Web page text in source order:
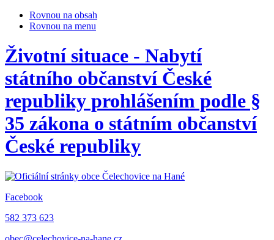
Rovnou na obsah
Rovnou na menu
Životní situace - Nabytí
státního občanství České
republiky prohlášením podle §
35 zákona o státním občanství
České republiky
Facebook
582 373 623